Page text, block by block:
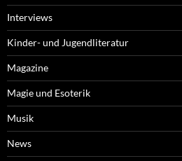
Interviews
Kinder- und Jugendliteratur
Magazine
Magie und Esoterik
Musik
News